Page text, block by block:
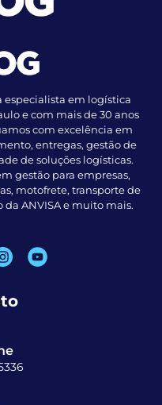
especialista em logística
e com mais de 30 anos
com excelência em
entregas, gestão de
de soluções logísticas.
gestão para empresas,
motofrete, transporte de
ANVISA e muito mais.